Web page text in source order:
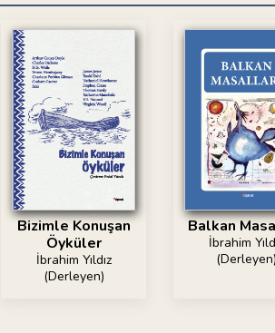
Bizimle Konuşan
Öyküler
İbrahim Yıldız
(Derleyen)
Balkan
İbrahim
(Derleyen)